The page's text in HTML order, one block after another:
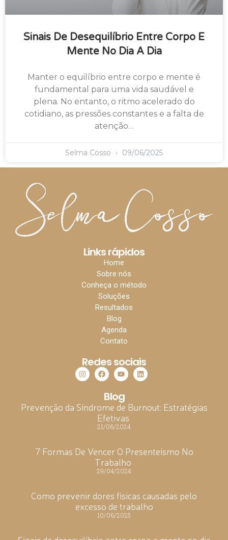
Sinais De Desequilíbrio Entre Corpo E
Mente No Dia A Dia
Manter o equilíbrio entre corpo e mente é
fundamental para uma vida saudável e
plena. No entanto, o ritmo acelerado do
cotidiano, as pressões constantes e a falta de
atenção…
Selma Cosso 09/06/2025
Links rápidos
Home
Sobre nós
Conheça o método
Soluções
Resultados
Blog
Agenda
Contato
Redes sociais
Blog
Prevenção da Síndrome de Burnout: Estratégias
Efetivas
21/06/2024
7 Formas De Vencer O Presenteísmo No
Trabalho
29/04/2024
Como prevenir dores físicas causadas pelo
excesso de trabalho
10/06/2025